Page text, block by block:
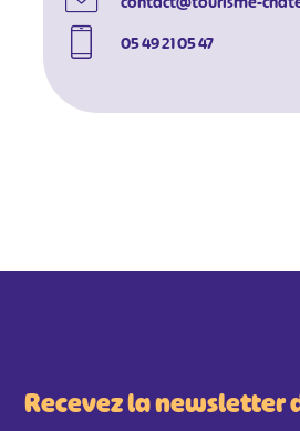
05 49 21 05 47
Recevez la newsletter
#